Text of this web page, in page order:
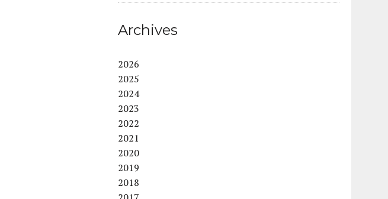
Archives
2026
2025
2024
2023
2022
2021
2020
2019
2018